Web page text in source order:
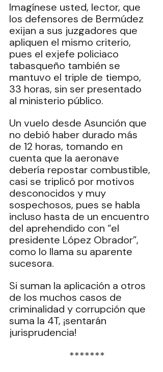
Imagínese usted, lector, que
los defensores de Bermúdez
exijan a sus juzgadores que
apliquen el mismo criterio,
pues el exjefe policiaco
tabasqueño también se
mantuvo el triple de tiempo,
33 horas, sin ser presentado
al ministerio público.
Un vuelo desde Asunción que
no debió haber durado más
de 12 horas, tomando en
cuenta que la aeronave
debería repostar combustible,
casi se triplicó por motivos
desconocidos y muy
sospechosos, pues se habla
incluso hasta de un encuentro
del aprehendido con “el
presidente López Obrador”,
como lo llama su aparente
sucesora.
Si suman la aplicación a otros
de los muchos casos de
criminalidad y corrupción que
suma la 4T, ¡sentarán
jurisprudencia!
*******